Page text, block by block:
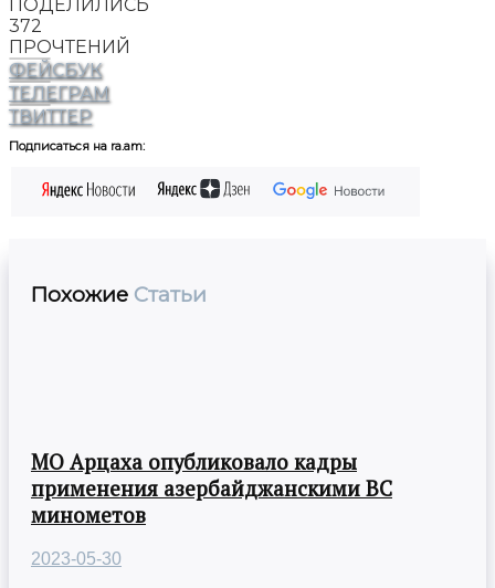
ПОДЕЛИЛИСЬ
372
ПРОЧТЕНИЙ
ФЕЙСБУК
ТЕЛЕГРАМ
ТВИТТЕР
Подписаться на ra.am:
Похожие Статьи
МО Арцаха опубликовало кадры
применения азербайджанскими ВС
минометов
2023-05-30